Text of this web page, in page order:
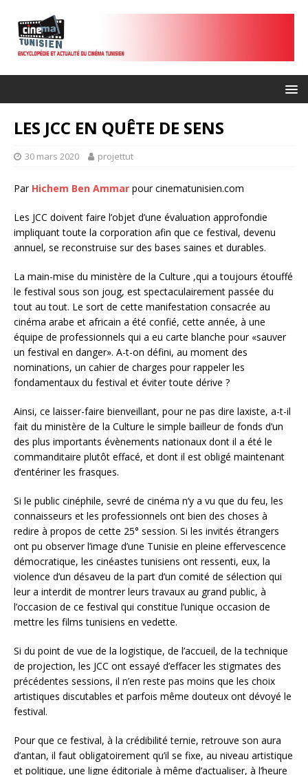
LES JCC EN QUÊTE DE SENS
30 mars 2020 projettut
Par Hichem Ben Ammar pour cinematunisien.com
Les JCC doivent faire l’objet d’une évaluation approfondie
impliquant toute la corporation afin que ce festival, devenu
annuel, se reconstruise sur des bases saines et durables.
La main-mise du ministère de la Culture ,qui a toujours étouffé
le festival sous son joug, est spectaculairement passée du
tout au tout. Le sort de cette manifestation consacrée au
cinéma arabe et africain a été confié, cette année, à une
équipe de professionnels qui a eu carte blanche pour «sauver
un festival en danger». A-t-on défini, au moment des
nominations, un cahier de charges pour rappeler les
fondamentaux du festival et éviter toute dérive ?
Ainsi, ce laisser-faire bienveillant, pour ne pas dire laxiste, a-t-il
fait du ministère de la Culture le simple bailleur de fonds d’un
des plus importants évènements nationaux dont il a été le
commanditaire plutôt effacé, et dont il est obligé maintenant
d’entériner les frasques.
Si le public cinéphile, sevré de cinéma n’y a vu que du feu, les
connaisseurs et les professionnels ont bien des choses à
redire à propos de cette 25° session. Si les invités étrangers
ont pu observer l’image d’une Tunisie en pleine effervescence
démocratique, les cinéastes tunisiens ont ressenti, eux, la
violence d’un désaveu de la part d’un comité de sélection qui
leur a interdit de montrer leurs travaux au grand public, à
l’occasion de ce festival qui constitue l’unique occasion de
mettre les films tunisiens en vedette.
Si du point de vue de la logistique, de l’accueil, de la technique
de projection, les JCC ont essayé d’effacer les stigmates des
précédentes sessions, il n’en reste pas moins que les choix
artistiques discutables et parfois même douteux ont dévoyé le
festival.
Pour que ce festival, à la crédibilité ternie, retrouve son aura
d’antan, il faut obligatoirement qu’il se fixe, au niveau artistique
et politique, une ligne éditoriale à même d’actualiser, à l’heure